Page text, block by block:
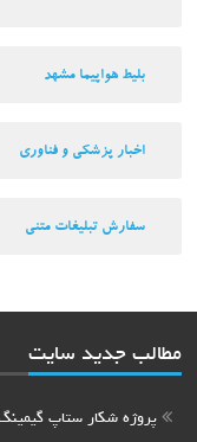
بلیط هواپیما مشهد
اخبار پزشکی و فناوری
سفارش تبلیغات متنی
مطالب جدید سایت
پروژه شکار ستاپ